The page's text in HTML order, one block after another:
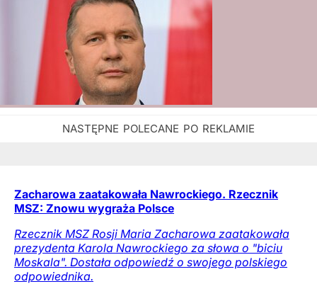
Zacharowa zaatakowała Nawrockiego. Rzecznik
MSZ: Znowu wygraża Polsce
Rzecznik MSZ Rosji Maria Zacharowa zaatakowała
prezydenta Karola Nawrockiego za słowa o "biciu
Moskala". Dostała odpowiedź o swojego polskiego
odpowiednika.